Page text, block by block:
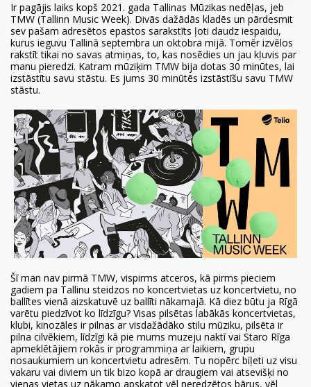
Ir pagājis laiks kopš 2021. gada Tallinas Mūzikas nedēļas, jeb
TMW (Tallinn Music Week). Divās dažādās kladēs un pārdesmit
sev pašam adresētos epastos sarakstīts ļoti daudz iespaidu,
kurus ieguvu Tallinā septembra un oktobra mijā. Tomēr izvēlos
rakstīt tikai no savas atmiņas, to, kas nosēdies un jau kļuvis par
manu pieredzi. Katram mūziķim TMW bija dotas 30 minūtes, lai
izstāstītu savu stāstu. Es jums 30 minūtēs izstāstīšu savu TMW
stāstu.
Šī man nav pirmā TMW, vispirms atceros, kā pirms pieciem
gadiem pa Tallinu steidzos no koncertvietas uz koncertvietu, no
ballītes vienā aizskatuvē uz ballīti nākamajā. Kā diez būtu ja Rīgā
varētu piedzīvot ko līdzīgu? Visas pilsētas labākās koncertvietas,
klubi, kinozāles ir pilnas ar visdažādāko stilu mūziku, pilsēta ir
pilna cilvēkiem, līdzīgi kā pie mums muzeju naktī vai Staro Rīga
apmeklētājiem rokās ir programmiņa ar laikiem, grupu
nosaukumiem un koncertvietu adresēm. Tu nopērc biļeti uz visu
vakaru vai diviem un tik bizo kopā ar draugiem vai atsevišķi no
vienas vietas uz nākamo apskatot vēl neredzētos bārus, vēl